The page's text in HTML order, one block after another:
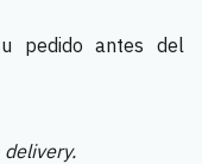
pedido antes del